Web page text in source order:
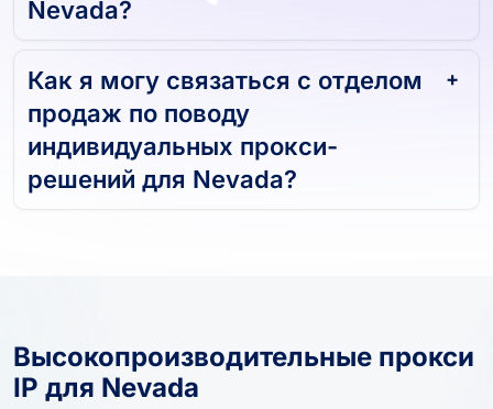
Nevada?
Как я могу связаться с отделом
продаж по поводу
индивидуальных прокси-
решений для Nevada?
Высокопроизводительные прокси
IP для Nevada